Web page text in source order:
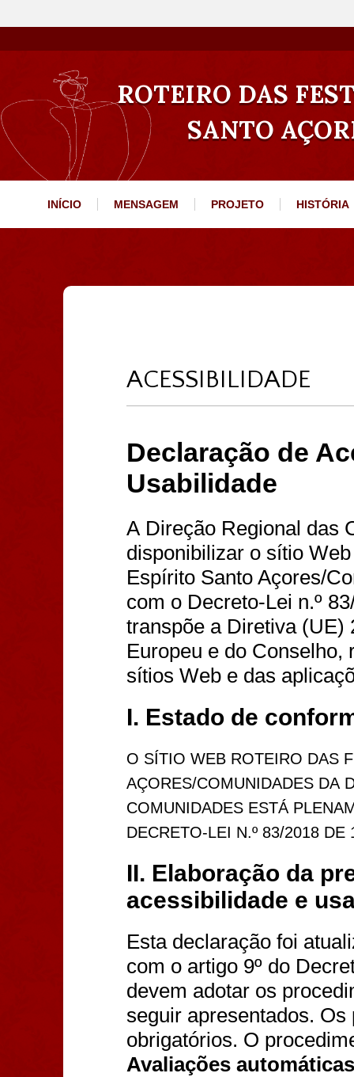
ROTEIRO DAS
SANTO
INÍCIO MENSAGEM PROJETO HISTÓRIA
ACESSIBILIDADE
Declaração de
Usabilidade
A Direção Regional das
disponibilizar o sítio Web
Espírito Santo Açores/
com o Decreto-Lei n.º
transpõe a Diretiva (UE)
Europeu e do Conselho,
sítios Web e das
I. Estado de
O SÍTIO WEB ROTEIRO DAS
AÇORES/COMUNIDADES DA
COMUNIDADES ESTÁ
DECRETO-LEI N.º 83/2018 DE
II. Elaboração da
acessibilidade e
Esta declaração foi
com o artigo 9º do
devem adotar os
seguir apresentados.
obrigatórios. O
Avaliações